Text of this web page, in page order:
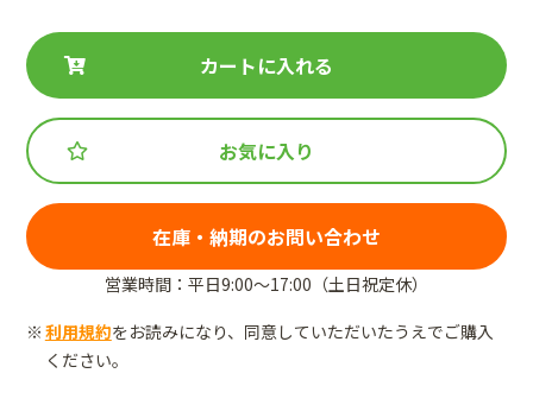
カートに入れる
お気に入り
在庫・納期のお問い合わせ
営業時間：平日9:00～17:00（土日祝定休）
利用規約をお読みになり、同意していただいたうえでご購入
ください。